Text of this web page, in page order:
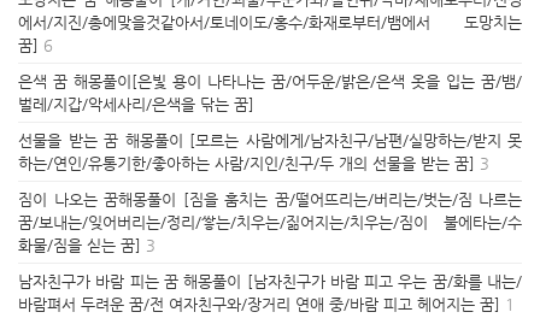
에서/지진/총에맞을것같아서/토네이도/홍수/화재로부터/뱀에서 도망치는
꿈] 6
은색 꿈 해몽풀이[은빛 용이 나타나는 꿈/어두운/밝은/은색 옷을 입는 꿈/뱀/
벌레/지갑/악세사리/은색을 닦는 꿈]
선물을 받는 꿈 해몽풀이 [모르는 사람에게/남자친구/남편/실망하는/받지 못
하는/연인/유통기한/좋아하는 사람/지인/친구/두 개의 선물을 받는 꿈] 3
짐이 나오는 꿈해몽풀이 [짐을 훔치는 꿈/떨어뜨리는/버리는/벗는/짐 나르는
꿈/보내는/잊어버리는/정리/쌓는/치우는/짊어지는/치우는/짐이 불에타는/수
화물/짐을 싣는 꿈] 3
남자친구가 바람 피는 꿈 해몽풀이 [남자친구가 바람 피고 우는 꿈/화를 내는/
바람펴서 두려운 꿈/전 여자친구와/장거리 연애 중/바람 피고 헤어지는 꿈] 1